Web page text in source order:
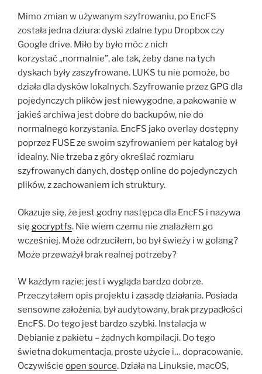
Mimo zmian w używanym szyfrowaniu, po EncFS
została jedna dziura: dyski zdalne typu Dropbox czy
Google drive. Miło by było móc z nich
korzystać „normalnie”, ale tak, żeby dane na tych
dyskach były zaszyfrowane. LUKS tu nie pomoże, bo
działa dla dysków lokalnych. Szyfrowanie przez GPG dla
pojedynczych plików jest niewygodne, a pakowanie w
jakieś archiwa jest dobre do backupów, nie do
normalnego korzystania. EncFS jako overlay dostępny
poprzez FUSE ze swoim szyfrowaniem per katalog był
idealny. Nie trzeba z góry określać rozmiaru
szyfrowanych danych, dostęp online do pojedynczych
plików, z zachowaniem ich struktury.
Okazuje się, że jest godny następca dla EncFS i nazywa
się gocryptfs. Nie wiem czemu nie znalazłem go
wcześniej. Może odrzuciłem, bo był świeży i w golang?
Może przeważył brak realnej potrzeby?
W każdym razie: jest i wygląda bardzo dobrze.
Przeczytałem opis projektu i zasadę działania. Posiada
sensowne założenia, był audytowany, brak przypadłości
EncFS. Do tego jest bardzo szybki. Instalacja w
Debianie z pakietu – żadnych kompilacji. Do tego
świetna dokumentacja, proste użycie i… dopracowanie.
Oczywiście open source. Działa na Linuksie, macOS,